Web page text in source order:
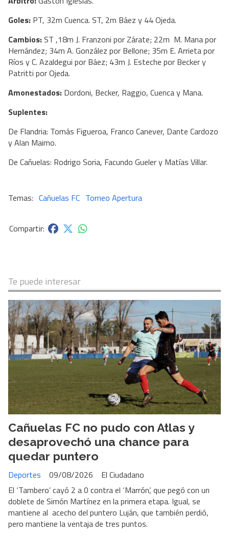
Goles: PT, 32m Cuenca. ST, 2m Báez y 44 Ojeda.
Cambios:ST ,18m J. Franzoni por Zárate; 22m M. Mana por
Hernández; 34m A. González por Bellone; 35m E. Arrieta por
Ríos y C. Azaldegui por Báez; 43m J. Esteche por Becker y
Patritti por Ojeda.
Amonestados: Dordoni, Becker, Raggio, Cuenca y Mana.
Suplentes:
De Flandria: Tomás Figueroa, Franco Canever, Dante Cardozo
y Alan Maimo.
De Cañuelas: Rodrigo Soria, Facundo Gueler y Matías Villar.
Cañuelas FC Torneo Apertura
Te puede interesar
Cañuelas FC no pudo con Atlas y
desaprovechó una chance para
quedar puntero
El Ciudadano
Deportes
09/08/2026
El ‘Tambero’ cayó 2 a 0 contra el ‘Marrón’, que pegó con un
doblete de Simón Martínez en la primera etapa. Igual, se
mantiene al acecho del puntero Luján, que también perdió,
pero mantiene la ventaja de tres puntos.